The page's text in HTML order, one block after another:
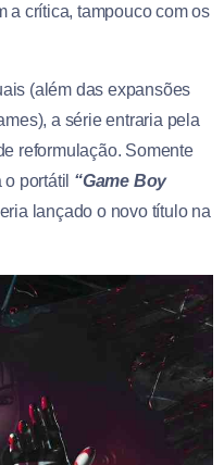
a crítica, tampouco com os
(além das expansões
a série entraria pela
reformulação. Somente
portátil “Game Boy
lançado o novo título na